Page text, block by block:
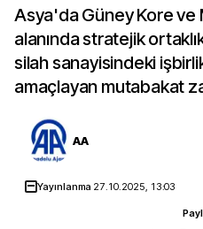
Asya'da Güney Kore ve
alanında stratejik
silah sanayisindeki
amaçlayan mutabakat
AA
Yayınlanma 27.10.2025, 13:03